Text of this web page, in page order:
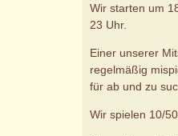
Wir starten um
23 Uhr.
Einer unserer
regelmäßig
für ab und zu
Wir spielen 10/